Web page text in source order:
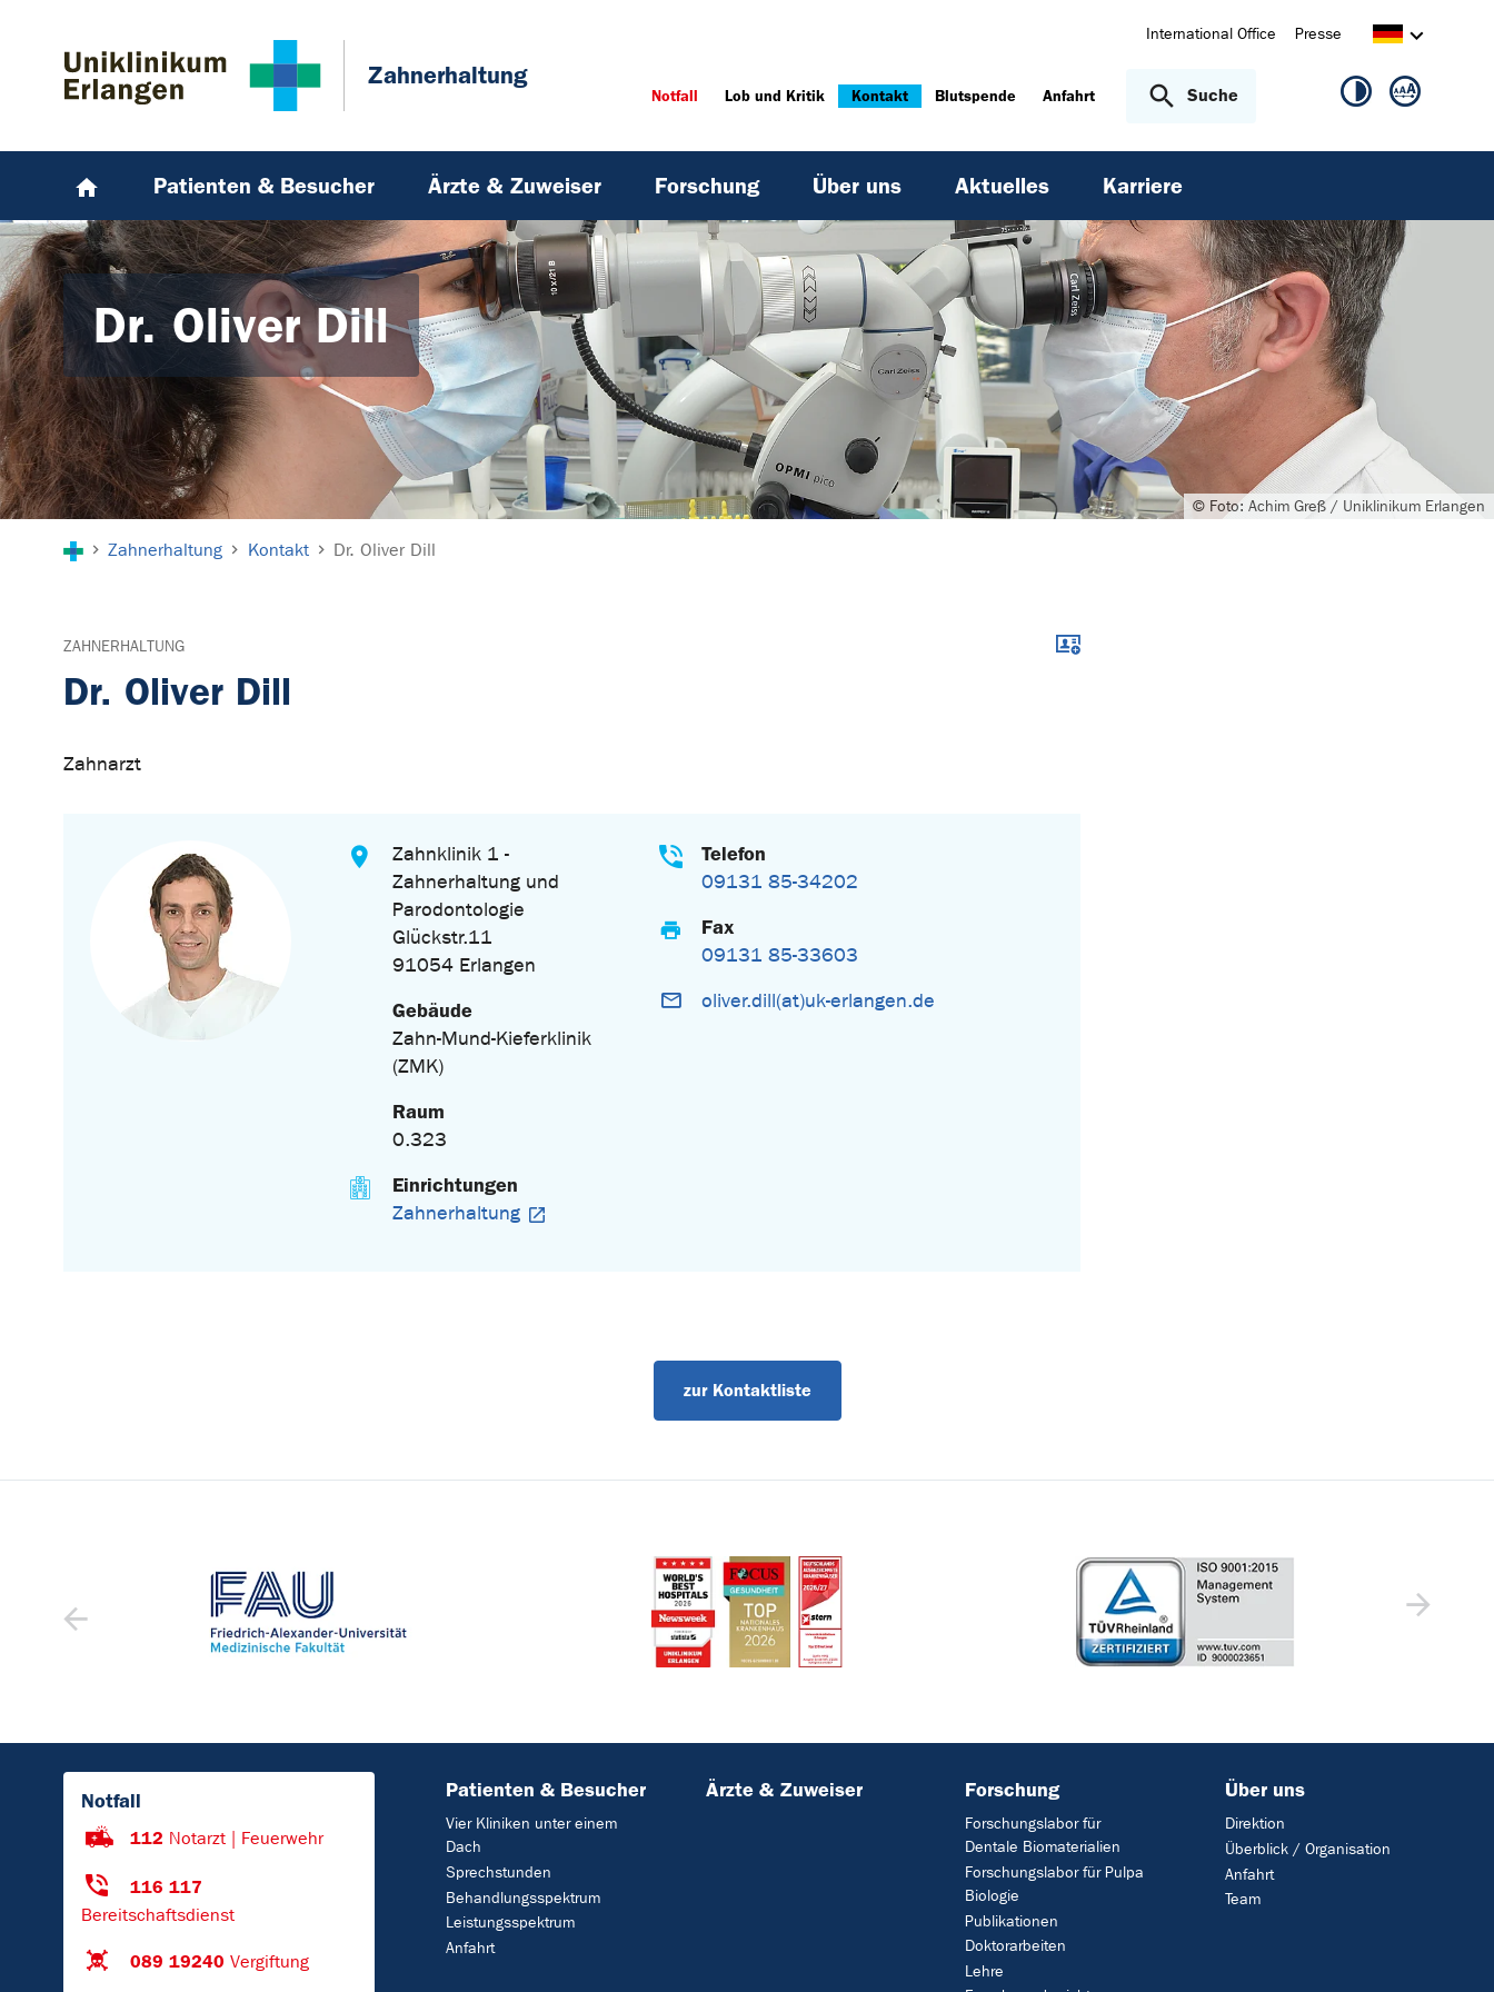
Zahnerhaltung
International Office Presse
Notfall Lob und Kritik Kontakt Blutspende Anfahrt Suche
Patienten & Besucher Ärzte & Zuweiser Forschung Über uns Aktuelles Karriere
© Foto: Achim Greß / Uniklinikum Erlangen
Dr. Oliver Dill
Zahnerhaltung Kontakt Dr. Oliver Dill
ZAHNERHALTUNG
Dr. Oliver Dill
Zahnarzt
Download im .vcf-Format
Zahnklinik 1 -
Zahnerhaltung und
Parodontologie
Glückstr.11
91054 Erlangen
Gebäude
Zahn-Mund-Kieferklinik
(ZMK)
Raum
0.323
Einrichtungen
Zahnerhaltung
Telefon
09131 85-34202
Fax
09131 85-33603
oliver.dill(at)uk-erlangen.de
zur Kontaktliste
Notfall
112 Notarzt | Feuerwehr
116 117
Bereitschaftsdienst
089 19240 Vergiftung
Patienten & Besucher
Vier Kliniken unter einem
Dach
Sprechstunden
Behandlungsspektrum
Leistungsspektrum
Anfahrt
Ärzte & Zuweiser Forschung
Forschungslabor für
Dentale Biomaterialien
Forschungslabor für Pulpa
Biologie
Publikationen
Doktorarbeiten
Lehre
Über uns
Direktion
Überblick / Organisation
Anfahrt
Team